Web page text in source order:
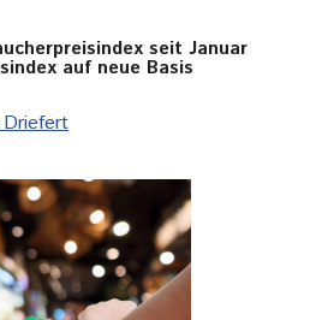
seit Januar
auf neue Basis